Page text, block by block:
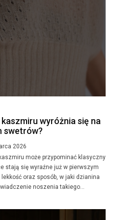
wyróżnia się na
swetrów?
2026
może przypominać klasyczny
stają się wyraźne już w pierwszym
oraz sposób, w jaki dzianina
noszenia takiego...